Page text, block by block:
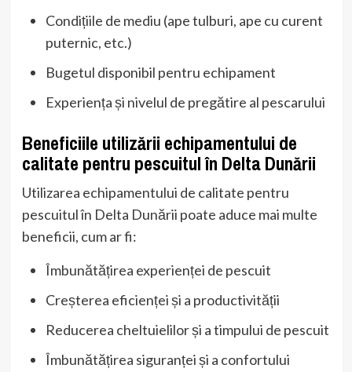
Condițiile de mediu (ape tulburi, ape cu curent
puternic, etc.)
Bugetul disponibil pentru echipament
Experiența și nivelul de pregătire al pescarului
Beneficiile utilizării echipamentului de
calitate pentru pescuitul în Delta Dunării
Utilizarea echipamentului de calitate pentru
pescuitul în Delta Dunării poate aduce mai multe
beneficii, cum ar fi:
Îmbunătățirea experienței de pescuit
Creșterea eficienței și a productivității
Reducerea cheltuielilor și a timpului de pescuit
Îmbunătățirea siguranței și a confortului